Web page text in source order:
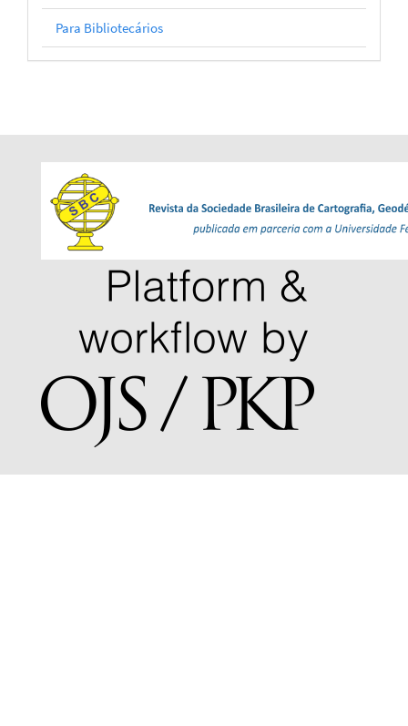
Para Bibliotecários